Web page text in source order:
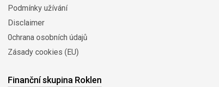
Podmínky užívání
Disclaimer
0chrana osobních údajů
Zásady cookies (EU)
Finanční skupina Roklen